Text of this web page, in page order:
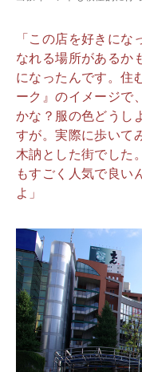
「この店を好きにな
なれる場所があるか
になったんです。住
ーク』のイメージで
かな？服の色どうし
すが。実際に歩いて
木訥とした街でした
もすごく人気で良い
よ」